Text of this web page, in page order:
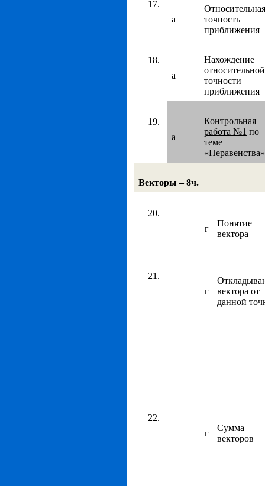
а
Относительная
точность
приближения
а
Нахождение
относительной
точности
приближения
а
Контрольная
работа №1 по
теме
«Неравенства»
Векторы – 8ч.
г
Понятие
вектора
г
вектора от
данной
г
Сумма
векторов